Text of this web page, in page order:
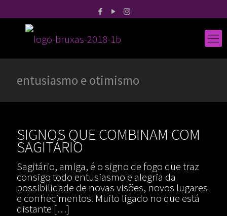
entusiasmo e otimismo
SIGNOS QUE COMBINAM COM
SAGITÁRIO
Sagitário, amiga, é o signo de fogo que traz
consigo todo entusiasmo e alegria da
possibilidade de novas visões, novos lugares
e conhecimentos. Muito ligado no que está
distante […]